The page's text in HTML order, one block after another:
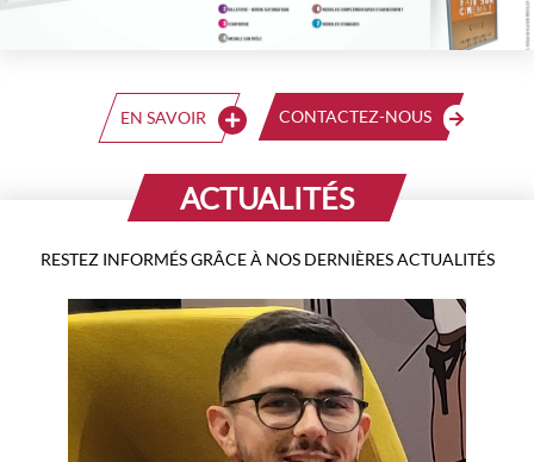
EN SAVOIR CONTACTEZ-NOUS
ACTUALITÉS
RESTEZ INFORMÉS GRÂCE À NOS DERNIÈRES ACTUALITÉS